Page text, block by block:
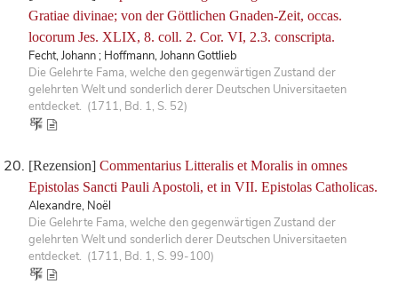
Gratiae divinae; von der Göttlichen Gnaden-Zeit, occas.
locorum Jes. XLIX, 8. coll. 2. Cor. VI, 2.3. conscripta.
Fecht, Johann ; Hoffmann, Johann Gottlieb
Die Gelehrte Fama, welche den gegenwärtigen Zustand der
gelehrten Welt und sonderlich derer Deutschen Universitaeten
entdecket. (1711, Bd. 1, S. 52)
[Rezension] Commentarius Litteralis et Moralis in omnes
Epistolas Sancti Pauli Apostoli, et in VII. Epistolas Catholicas.
Alexandre, Noël
Die Gelehrte Fama, welche den gegenwärtigen Zustand der
gelehrten Welt und sonderlich derer Deutschen Universitaeten
entdecket. (1711, Bd. 1, S. 99-100)